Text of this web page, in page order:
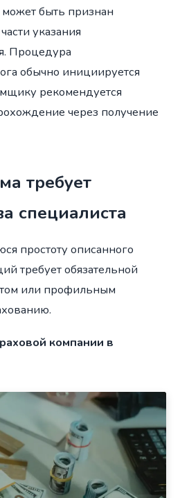
быть признан
указания
Процедура
обычно инициируется
рекомендуется
через получение
требует
специалиста
простоту описанного
требует обязательной
или профильным
компании в